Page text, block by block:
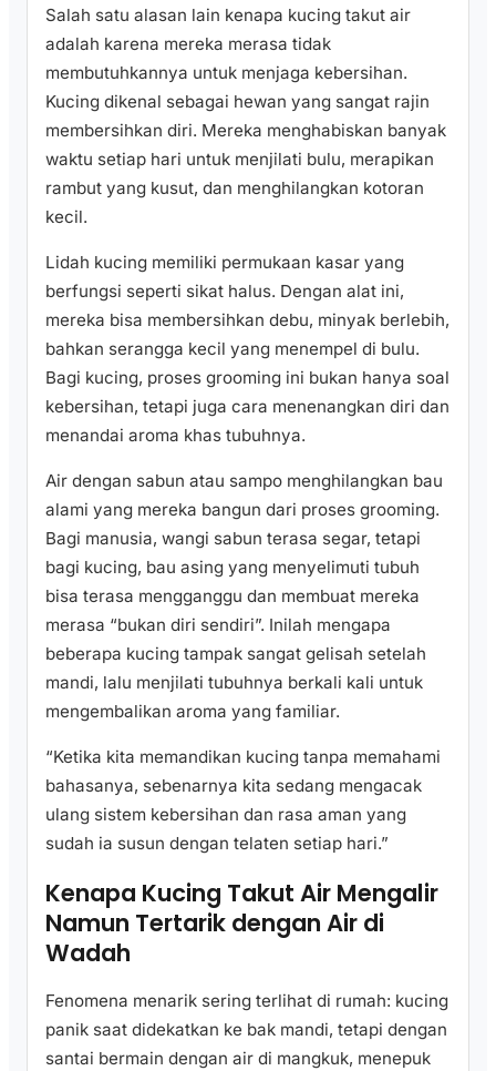
Salah satu alasan lain kenapa kucing takut air
adalah karena mereka merasa tidak
membutuhkannya untuk menjaga kebersihan.
Kucing dikenal sebagai hewan yang sangat rajin
membersihkan diri. Mereka menghabiskan banyak
waktu setiap hari untuk menjilati bulu, merapikan
rambut yang kusut, dan menghilangkan kotoran
kecil.
Lidah kucing memiliki permukaan kasar yang
berfungsi seperti sikat halus. Dengan alat ini,
mereka bisa membersihkan debu, minyak berlebih,
bahkan serangga kecil yang menempel di bulu.
Bagi kucing, proses grooming ini bukan hanya soal
kebersihan, tetapi juga cara menenangkan diri dan
menandai aroma khas tubuhnya.
Air dengan sabun atau sampo menghilangkan bau
alami yang mereka bangun dari proses grooming.
Bagi manusia, wangi sabun terasa segar, tetapi
bagi kucing, bau asing yang menyelimuti tubuh
bisa terasa mengganggu dan membuat mereka
merasa “bukan diri sendiri”. Inilah mengapa
beberapa kucing tampak sangat gelisah setelah
mandi, lalu menjilati tubuhnya berkali kali untuk
mengembalikan aroma yang familiar.
“Ketika kita memandikan kucing tanpa memahami
bahasanya, sebenarnya kita sedang mengacak
ulang sistem kebersihan dan rasa aman yang
sudah ia susun dengan telaten setiap hari.”
Kenapa Kucing Takut Air Mengalir
Namun Tertarik dengan Air di
Wadah
Fenomena menarik sering terlihat di rumah: kucing
panik saat didekatkan ke bak mandi, tetapi dengan
santai bermain dengan air di mangkuk, menepuk